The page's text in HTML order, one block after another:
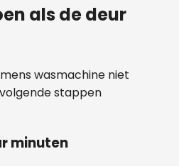
als de deur
wasmachine niet
stappen
minuten